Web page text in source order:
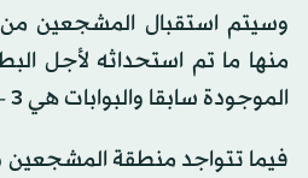
منها ما تم استحداثه لأجل
الموجودة سابقا والبوابات هي 3 - 4 - 4أ - 4ب - 5.
فيما تتواجد منطقة المشجعين